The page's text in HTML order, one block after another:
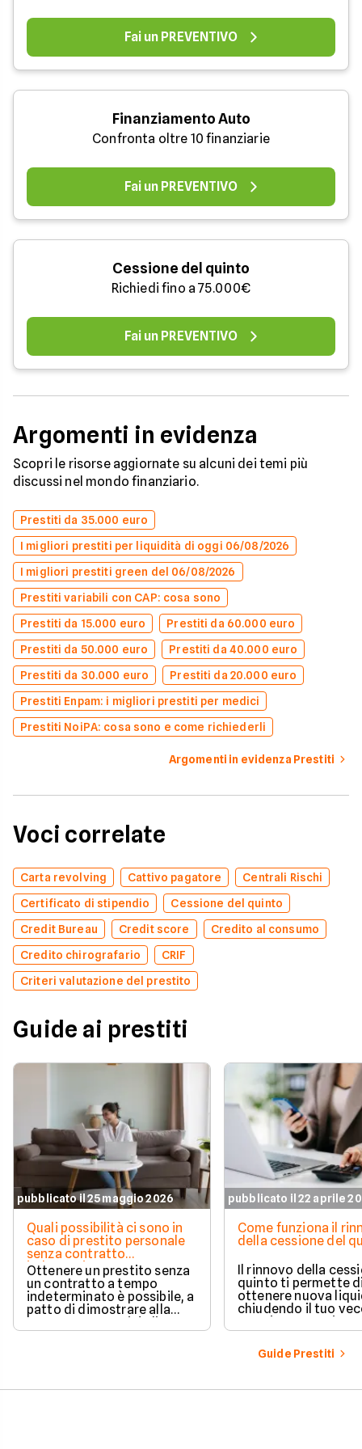
Fai un PREVENTIVO
Finanziamento Auto
Confronta oltre 10 finanziarie
Fai un PREVENTIVO
Cessione del quinto
Richiedi fino a 75.000€
Fai un PREVENTIVO
Argomenti in evidenza
Scopri le risorse aggiornate su alcuni dei temi più
discussi nel mondo finanziario.
Prestiti da 35.000 euro
I migliori prestiti per liquidità di oggi 06/08/2026
I migliori prestiti green del 06/08/2026
Prestiti variabili con CAP: cosa sono
Prestiti da 15.000 euro
Prestiti da 60.000 euro
Prestiti da 50.000 euro
Prestiti da 40.000 euro
Prestiti da 30.000 euro
Prestiti da 20.000 euro
Prestiti Enpam: i migliori prestiti per medici
Prestiti NoiPA: cosa sono e come richiederli
Argomenti in evidenza Prestiti
Voci correlate
Carta revolving Cattivo pagatore
Centrali Rischi
Certificato di stipendio
Cessione del quinto
Credit Bureau
Credit score
Credito al consumo
Credito chirografario
CRIF
Criteri valutazione del prestito
Guide ai prestiti
pubblicato il 25 maggio 2026
Quali possibilità ci sono in
caso di prestito personale
senza contratto
indeterminato
Ottenere un prestito senza
un contratto a tempo
indeterminato è possibile, a
patto di dimostrare alla
banca una capacità di
rimborso solida e costante.
quali strategie puoi
pubblicato il 22 aprile
Come funziona il
della cessione del
Il rinnovo della
quinto ti permette
ottenere nuova
chiudendo il tuo
prestito per aprirne
vantaggioso.
Guide Prestiti